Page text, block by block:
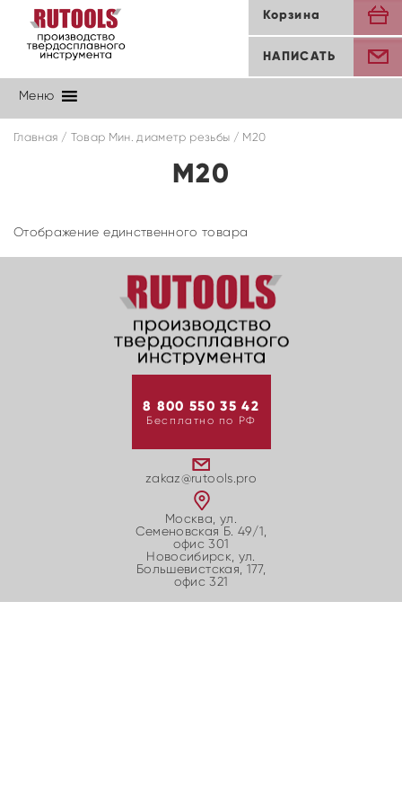
Корзина
НАПИСАТЬ
Меню
Главная / Товар Мин. диаметр резьбы / M20
M20
Отображение единственного товара
8 800 550 35 42
Бесплатно по РФ
zakaz@rutools.pro
Москва, ул.
Семеновская Б. 49/1,
офис 301
Новосибирск, ул.
Большевиcтская, 177,
офис 321